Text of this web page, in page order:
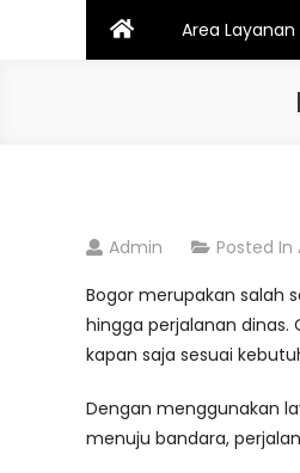
Area Layanan
Admin Posted In
Bogor merupakan salah
hingga perjalanan
kapan saja sesuai
Dengan menggunakan
menuju bandara,